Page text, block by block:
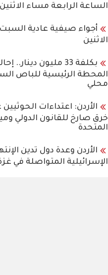
الساعة الرابعة مساء الاثنين
أجواء صيفية عادية السبت
الاثنين
بكلفة 33 مليون
المحطة الرئيسية للباص
محلي
الأردن: اعتداءات
خرق صارخ للقانون الدولي
المتحدة
الأردن وعدة دول تدين
الإسرائيلية المتواصلة في